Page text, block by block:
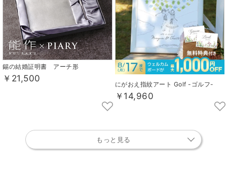
錫の結婚証明書 アーチ形
￥21,500
にがおえ指紋アート Golf -ゴルフ-
￥14,960
もっと見る